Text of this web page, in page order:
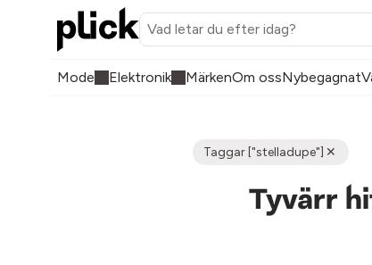
Mode Elektronik MärkenOm ossNybegagnat
Taggar ["stelladupe"]
Tyvärr